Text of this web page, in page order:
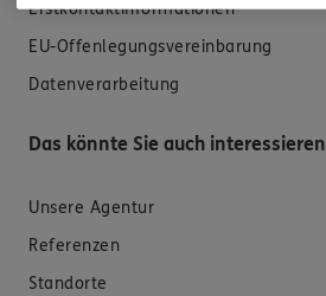
Erstkontaktinformationen
EU-Offenlegungsvereinbarung
Datenverarbeitung
Das könnte Sie auch interessieren
Unsere Agentur
Referenzen
Standorte